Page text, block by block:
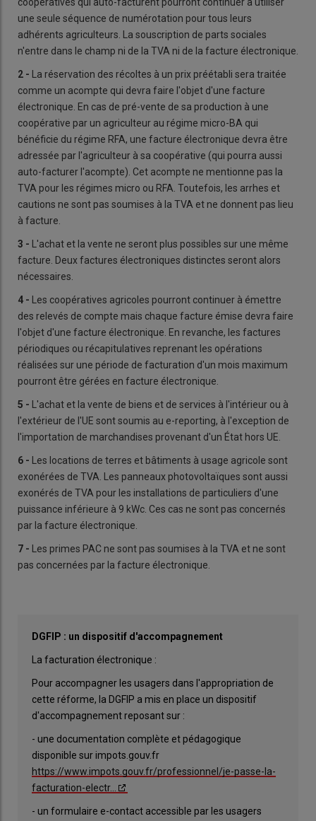
une seule séquence de numérotation pour tous leurs
adhérents agriculteurs. La souscription de parts sociales
n'entre dans le champ ni de la TVA ni de la facture électronique.
2 - La réservation des récoltes à un prix préétabli sera traitée
comme un acompte qui devra faire l'objet d'une facture
électronique. En cas de pré-vente de sa production à une
coopérative par un agriculteur au régime micro-BA qui
bénéficie du régime RFA, une facture électronique devra être
adressée par l'agriculteur à sa coopérative (qui pourra aussi
auto-facturer l'acompte). Cet acompte ne mentionne pas la
TVA pour les régimes micro ou RFA. Toutefois, les arrhes et
cautions ne sont pas soumises à la TVA et ne donnent pas lieu
à facture.
3 - L'achat et la vente ne seront plus possibles sur une même
facture. Deux factures électroniques distinctes seront alors
nécessaires.
4 - Les coopératives agricoles pourront continuer à émettre
des relevés de compte mais chaque facture émise devra faire
l'objet d'une facture électronique. En revanche, les factures
périodiques ou récapitulatives reprenant les opérations
réalisées sur une période de facturation d'un mois maximum
pourront être gérées en facture électronique.
5 - L'achat et la vente de biens et de services à l'intérieur ou à
l'extérieur de l'UE sont soumis au e-reporting, à l'exception de
l'importation de marchandises provenant d'un État hors UE.
6 - Les locations de terres et bâtiments à usage agricole sont
exonérées de TVA. Les panneaux photovoltaïques sont aussi
exonérés de TVA pour les installations de particuliers d'une
puissance inférieure à 9 kWc. Ces cas ne sont pas concernés
par la facture électronique.
7 - Les primes PAC ne sont pas soumises à la TVA et ne sont
pas concernées par la facture électronique.
DGFIP : un dispositif d'accompagnement
La facturation électronique :
Pour accompagner les usagers dans l'appropriation de
cette réforme, la DGFIP a mis en place un dispositif
d'accompagnement reposant sur :
- une documentation complète et pédagogique
disponible sur impots.gouv.fr
https://www.impots.gouv.fr/professionnel/je-passe-la-
facturation-electr…
- un formulaire e-contact accessible par les usagers